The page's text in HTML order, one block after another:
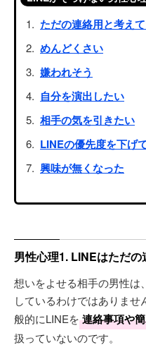
ただの連絡用と考え
めんどくさい
嫌われそう
自分を演出したい
相手の気を引きたい
LINEの優先度を下げ
興味が無くなった
男性心理1. LINEはただ
想いをよせる相手の男性は
しているわけではありま
般的にLINEを 連絡事項や
扱っていないのです。